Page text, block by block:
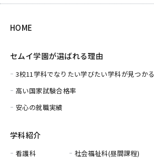
HOME
セムイ学園が選ばれる理由
3校11学科でなりたい学びたい学科が見つかる
高い国家試験合格率
安心の就職実績
学科紹介
看護科
社会福祉科(昼間課程)